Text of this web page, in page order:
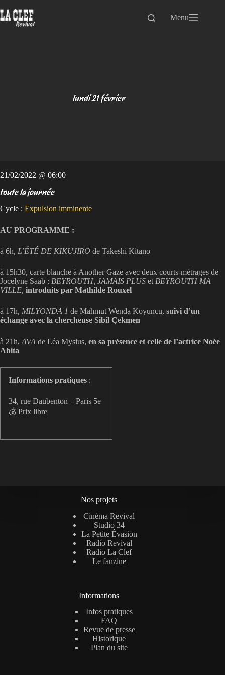
au
contenu
Menu
lundi 21 février
21/02/2022 @ 06:00
toute la journée
Cycle : Expulsion imminente
AU PROGRAMME :
à 6h, L’ÉTÉ DE KIKUJIRO de Takeshi Kitano
à 15h30, carte blanche à Another Gaze avec deux courts-métrages de
Jocelyne Saab : BEYROUTH, JAMAIS PLUS et BEYROUTH MA
VILLE, introduits par Mathilde Rouxel
à 17h, MILYONDA 1 de Mahmut Wenda Koyuncu, suivi d’un
échange avec la chercheuse Sibil Çekmen
à 21h, AVA de Léa Mysius, en sa présence et celle de l’actrice Noée
Abita
Informations pratiques :
34, rue Daubenton – Paris 5e
💰 Prix libre
Nos projets
Cinéma Revival
Studio 34
La Petite Évasion
Radio Revival
Radio La Clef
Le fanzine
Informations
Infos pratiques
FAQ
Revue de presse
Historique
Plan du site